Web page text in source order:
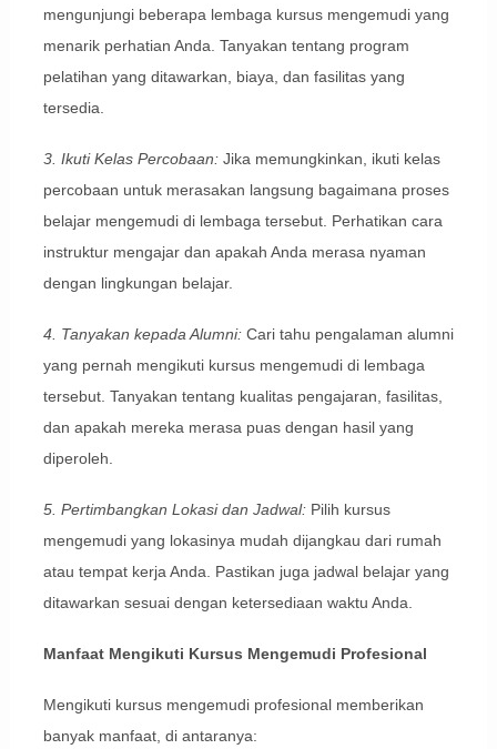
mengunjungi beberapa lembaga kursus mengemudi yang
menarik perhatian Anda. Tanyakan tentang program
pelatihan yang ditawarkan, biaya, dan fasilitas yang
tersedia.
3. Ikuti Kelas Percobaan:Jika memungkinkan, ikuti kelas
percobaan untuk merasakan langsung bagaimana proses
belajar mengemudi di lembaga tersebut. Perhatikan cara
instruktur mengajar dan apakah Anda merasa nyaman
dengan lingkungan belajar.
4. Tanyakan kepada Alumni:Cari tahu pengalaman alumni
yang pernah mengikuti kursus mengemudi di lembaga
tersebut. Tanyakan tentang kualitas pengajaran, fasilitas,
dan apakah mereka merasa puas dengan hasil yang
diperoleh.
5. Pertimbangkan Lokasi dan Jadwal:Pilih kursus
mengemudi yang lokasinya mudah dijangkau dari rumah
atau tempat kerja Anda. Pastikan juga jadwal belajar yang
ditawarkan sesuai dengan ketersediaan waktu Anda.
Manfaat Mengikuti Kursus Mengemudi Profesional
Mengikuti kursus mengemudi profesional memberikan
banyak manfaat, di antaranya: